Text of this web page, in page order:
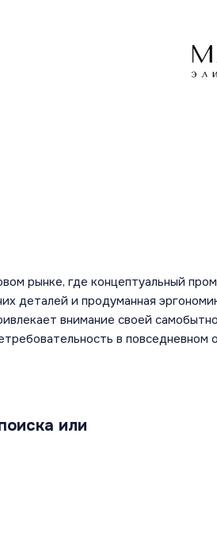
рынке, где концептуальный
деталей и продуманная
внимание своей
в повседневном
или